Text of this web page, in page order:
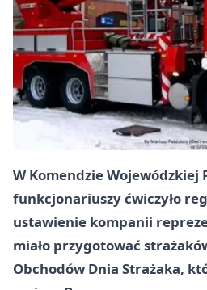
W Komendzie Wojewódzkiej
funkcjonariuszy ćwiczyło
ustawienie kompanii
miało przygotować
Obchodów Dnia Strażaka,